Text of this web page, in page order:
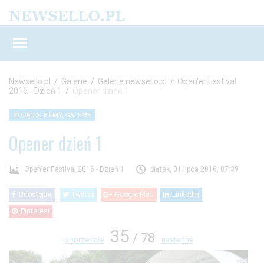
Newsello.pl / Galerie / Galerie newsello.pl / Open'er Festival
2016 - Dzień 1
/ Opener dzień 1
ZDJĘCIA, FILMY, GALERIE
Opener dzień 1
Open'er Festival 2016 - Dzień 1 piątek, 01 lipca 2016, 07:39
Udostępnij Twitter Google Plus LinkedIn
Pinterest
poprzednie 35 / 78 następne